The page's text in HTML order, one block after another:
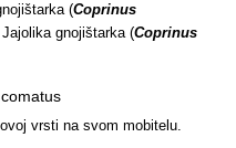
(Coprinus
gnojištarka (Coprinus
vrsti na svom mobitelu.